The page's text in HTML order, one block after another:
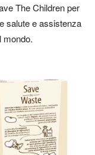
The Children per
salute e assistenza
mondo.